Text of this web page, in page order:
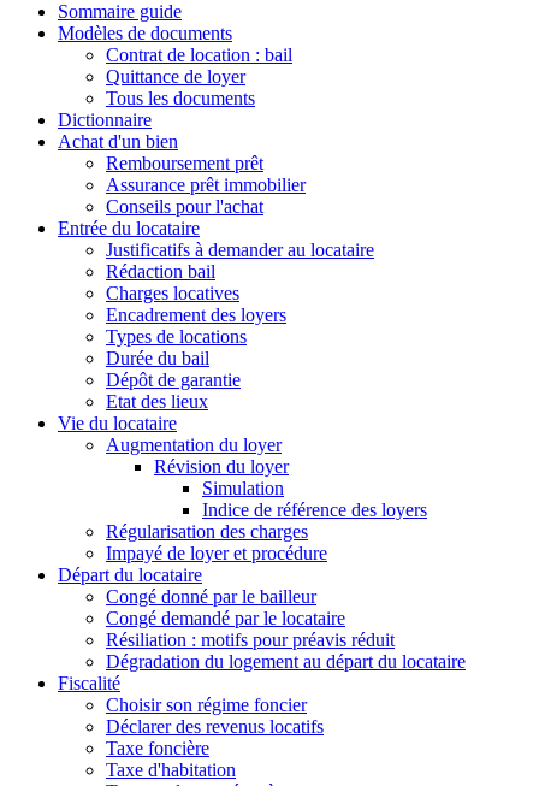
Sommaire guide
Modèles de documents
Contrat de location : bail
Quittance de loyer
Tous les documents
Dictionnaire
Achat d'un bien
Remboursement prêt
Assurance prêt immobilier
Conseils pour l'achat
Entrée du locataire
Justificatifs à demander au locataire
Rédaction bail
Charges locatives
Encadrement des loyers
Types de locations
Durée du bail
Dépôt de garantie
Etat des lieux
Vie du locataire
Augmentation du loyer
Révision du loyer
Simulation
Indice de référence des loyers
Régularisation des charges
Impayé de loyer et procédure
Départ du locataire
Congé donné par le bailleur
Congé demandé par le locataire
Résiliation : motifs pour préavis réduit
Dégradation du logement au départ du locataire
Fiscalité
Choisir son régime foncier
Déclarer des revenus locatifs
Taxe foncière
Taxe d'habitation